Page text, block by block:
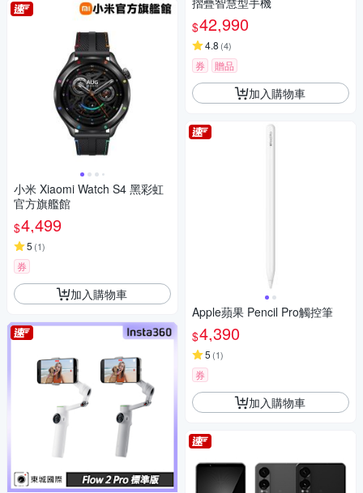
小米 Xiaomi Watch S4 黑彩虹
官方旗艦館
$4,499
5 (1)
券
加入購物車
$42,990
4.8 (4)
券 贈品
加入購物車
Apple蘋果 Pencil Pro觸控筆
$4,390
5 (1)
券
加入購物車